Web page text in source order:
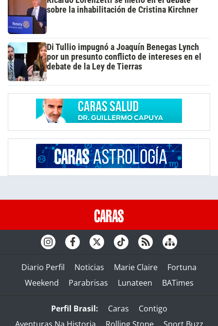
sobre la inhabilitación de Cristina Kirchner
Di Tullio impugnó a Joaquín Benegas Lynch
por un presunto conflicto de intereses en el
debate de la Ley de Tierras
Diario Perfil Noticias Marie Claire
Fortuna
Weekend
Parabrisas Lunateen BATimes
Perfil Brasil: Caras
Contigo